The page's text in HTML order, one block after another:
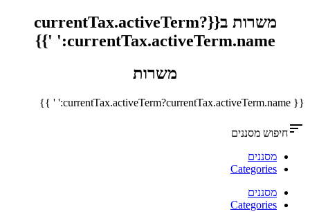
משרות ב{{currentTax.activeTerm?
currentTax.activeTerm.name:' '}}
משרות
{{ currentTax.activeTerm?currentTax.activeTerm.name:' ' }}
sortחיפוש מסננים
מסננים
Categories
מסננים
Categories